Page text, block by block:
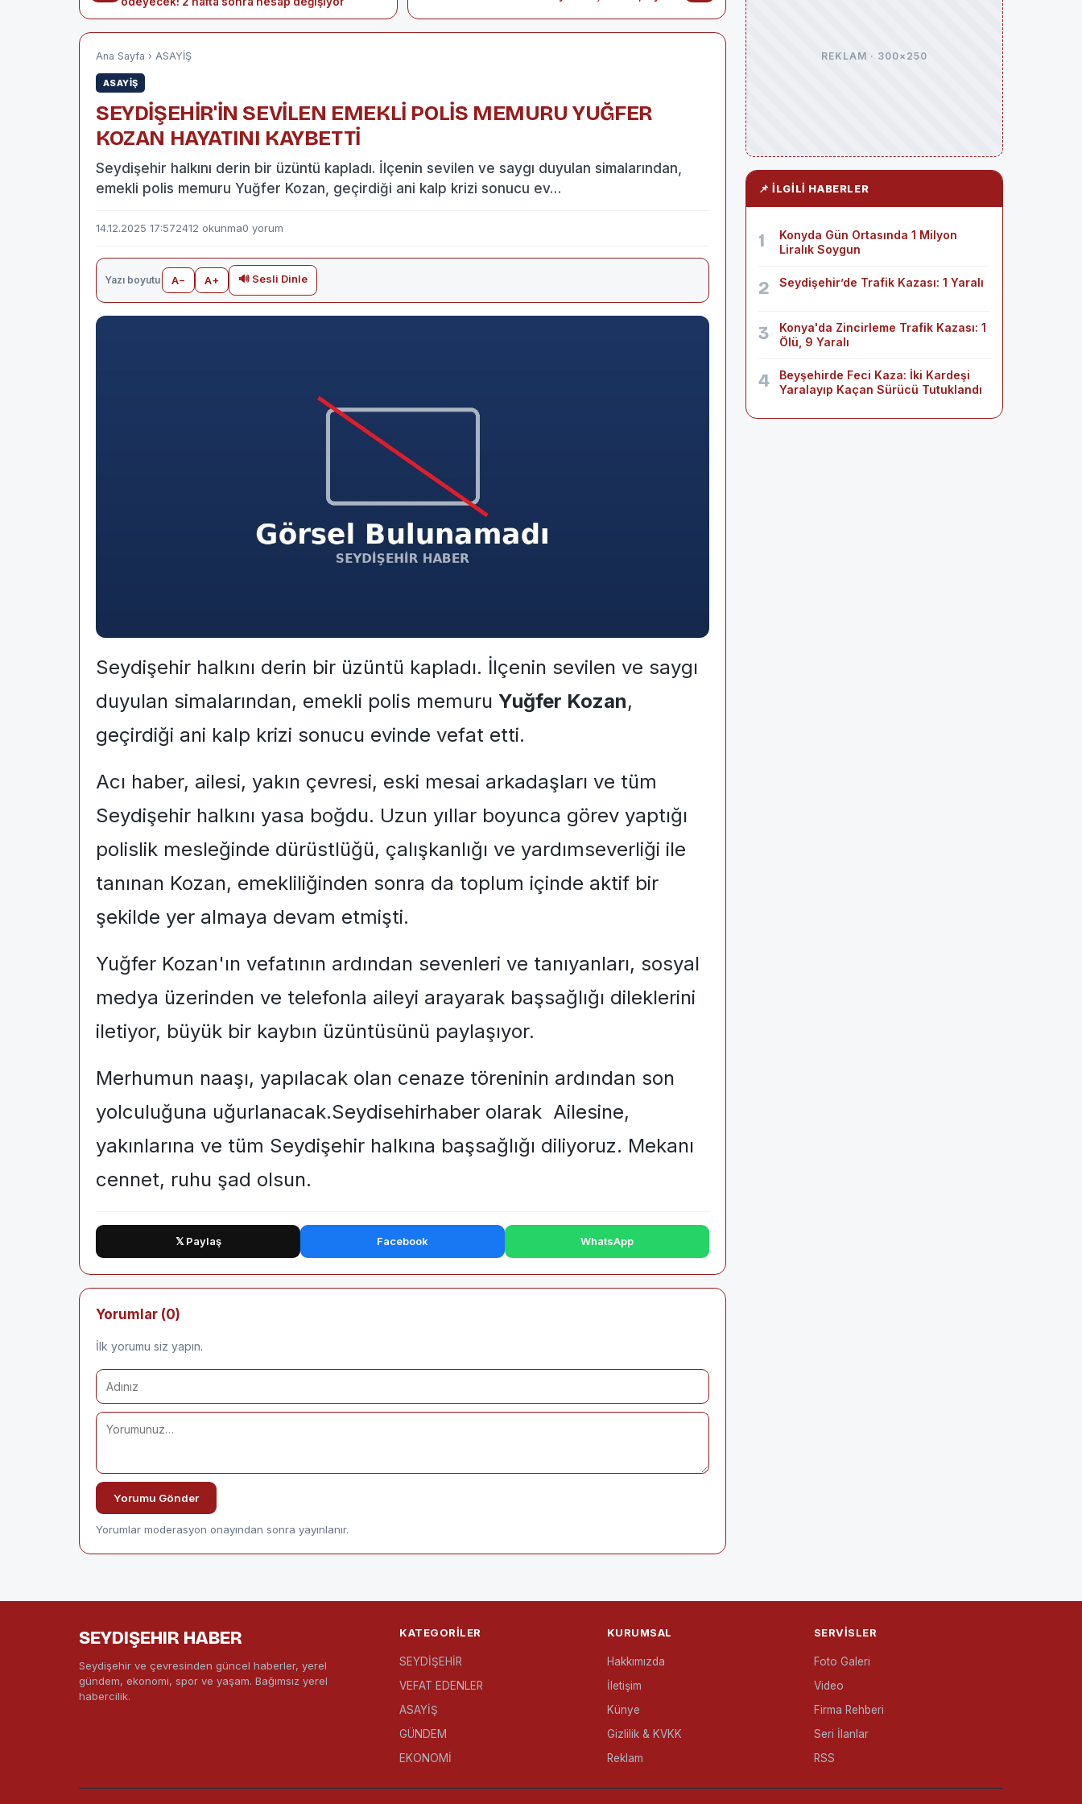
Ana Sayfa › ASAYİŞ
ASAYİŞ
SEYDİŞEHİR'İN SEVİLEN EMEKLİ POLİS MEMURU YUĞFER
KOZAN HAYATINI KAYBETTİ
Seydişehir halkını derin bir üzüntü kapladı. İlçenin sevilen ve saygı duyulan simalarından,
emekli polis memuru Yuğfer Kozan, geçirdiği ani kalp krizi sonucu ev…
14.12.2025 17:572412 okunma0 yorum
Yazı boyutu A− A+ 🔊 Sesli Dinle
Seydişehir halkını derin bir üzüntü kapladı. İlçenin sevilen ve saygı
duyulan simalarından, emekli polis memuru Yuğfer Kozan,
geçirdiği ani kalp krizi sonucu evinde vefat etti.
Acı haber, ailesi, yakın çevresi, eski mesai arkadaşları ve tüm
Seydişehir halkını yasa boğdu. Uzun yıllar boyunca görev yaptığı
polislik mesleğinde dürüstlüğü, çalışkanlığı ve yardımseverliği ile
tanınan Kozan, emekliliğinden sonra da toplum içinde aktif bir
şekilde yer almaya devam etmişti.
Yuğfer Kozan'ın vefatının ardından sevenleri ve tanıyanları, sosyal
medya üzerinden ve telefonla aileyi arayarak başsağlığı dileklerini
iletiyor, büyük bir kaybın üzüntüsünü paylaşıyor.
Merhumun naaşı, yapılacak olan cenaze töreninin ardından son
yolculuğuna uğurlanacak.Seydisehirhaber olarak Ailesine,
yakınlarına ve tüm Seydişehir halkına başsağlığı diliyoruz. Mekanı
cennet, ruhu şad olsun.
𝕏 Paylaş Facebook WhatsApp
Yorumlar (0)
İlk yorumu siz yapın.
Yorumu Gönder
Yorumlar moderasyon onayından sonra yayınlanır.
REKLAM · 300×250
📌 İLGILI HABERLER
1
Konyda Gün Ortasında 1 Milyon
Liralık Soygun
2 Seydişehir’de Trafik Kazası: 1 Yaralı
3
Konya'da Zincirleme Trafik Kazası: 1
Ölü, 9 Yaralı
4
Beyşehirde Feci Kaza: İki Kardeşi
Yaralayıp Kaçan Sürücü Tutuklandı
SEYDIŞEHIR HABER
Seydişehir ve çevresinden güncel haberler, yerel
gündem, ekonomi, spor ve yaşam. Bağımsız yerel
habercilik.
KATEGORILER
SEYDİŞEHİR
VEFAT EDENLER
ASAYİŞ
GÜNDEM
EKONOMİ
KURUMSAL
Hakkımızda
İletişim
Künye
Gizlilik & KVKK
Reklam
SERVISLER
Foto Galeri
Video
Firma Rehberi
Seri İlanlar
RSS